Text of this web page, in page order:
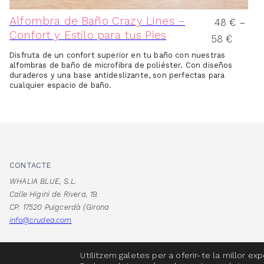
Alfombra de Baño Crazy Lines –
Confort y Estilo para tus Pies
48€ –
58€
Disfruta de un confort superior en tu baño con nuestras
alfombras de baño de microfibra de poliéster. Con diseños
duraderos y una base antideslizante, son perfectas para
cualquier espacio de baño.
CONTACTE
WHALIA BLUE, S.L.
Calle Higini de Rivera, 19.
CP: 17520 Puigcerdà (Girona
info@crudea.com
Utilitzem galetes per a oferir-te la millor